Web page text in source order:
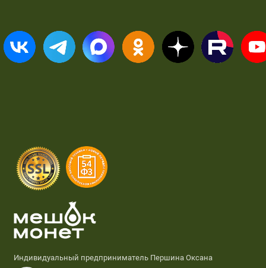
Индивидуальный предприниматель Першина Оксана